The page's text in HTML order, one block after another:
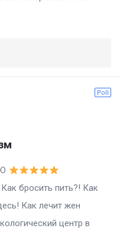
Poll
Как
Как лечит жен
центр в